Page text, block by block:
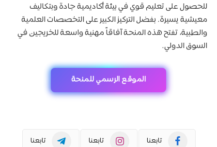
للحصول على تعليم قوي في بيئة أكاديمية جادة وبتكاليف
معيشية يسيرة. بفضل التركيز الكبير على التخصصات العلمية
والطبية، تفتح هذه المنحة آفاقاً مهنية واسعة للخريجين في
السوق الدولي.
الموقع الرسمي للمنحة
تابعنا تابعنا تابعنا